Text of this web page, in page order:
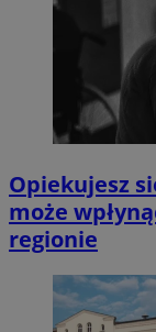
Opiekujesz
może
regionie